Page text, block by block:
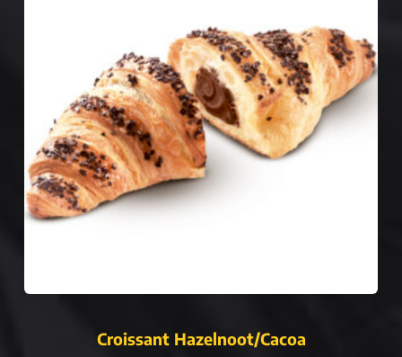
Croissant Hazelnoot/Cacoa